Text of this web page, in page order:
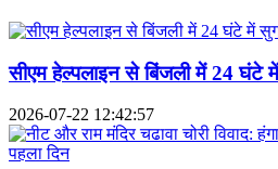
सीएम हेल्पलाइन से बिंजली में 24 घंटे
2026-07-22 12:42:57